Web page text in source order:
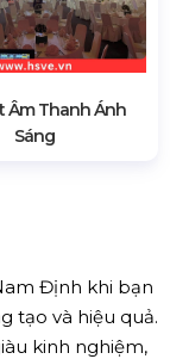
Âm Thanh Ánh
Sáng
Định khi bạn
tạo và hiệu quả.
kinh nghiệm,